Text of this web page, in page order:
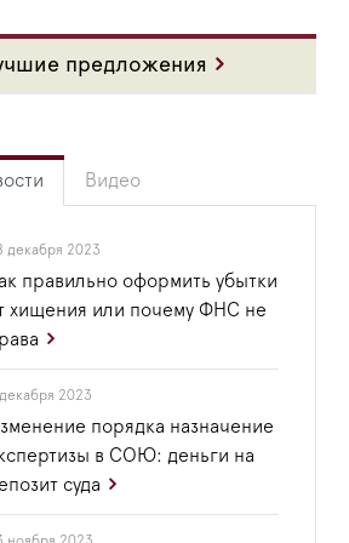
предложения
Видео
декабря 2023
правильно оформить убытки
хищения или почему ФНС не
2023
порядка назначение
в СОЮ: деньги на
суда